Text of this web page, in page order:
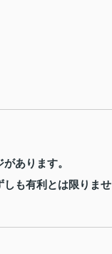
あります。
しも有利とは限りませ